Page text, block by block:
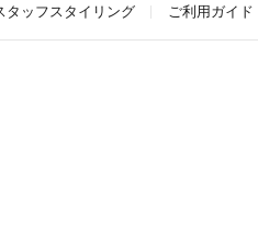
タッフスタイリング ご利用ガイド